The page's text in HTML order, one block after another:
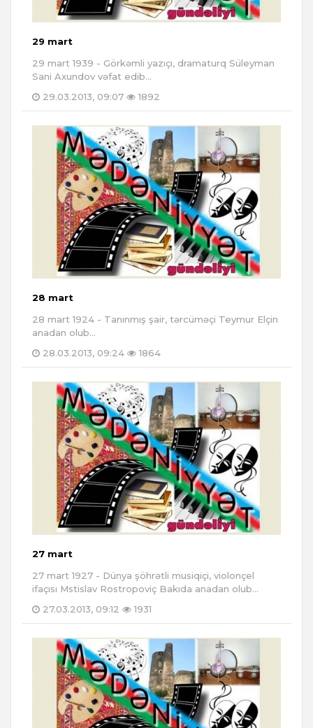
29 mart
29 mart 1939 - Görkəmli yazıçı, dramaturq Süleyman
Sani Axundov vəfat edib...
29.03.2013, 09:07
1892
28 mart
28 mart 1924 - Tanınmış şair, tərcüməçi Teymur Elçin
anadan olub...
28.03.2013, 09:24
1864
27 mart
27 mart 1927 - Dünya şöhrətli musiqiçi, violonçel
ifaçısı Mstislav Rostropoviç Bakıda anadan olub...
27.03.2013, 09:12
1931